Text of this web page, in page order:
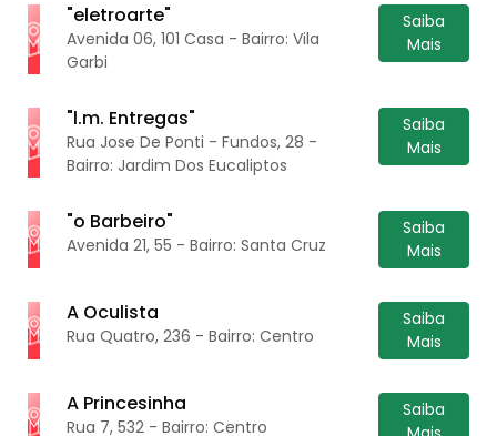
"eletroarte"
Avenida 06, 101 Casa - Bairro: Vila
Garbi
Saiba
Mais
"l.m. Entregas"
Rua Jose De Ponti - Fundos, 28 -
Bairro: Jardim Dos Eucaliptos
Saiba
Mais
"o Barbeiro"
Avenida 21, 55 - Bairro: Santa Cruz
Saiba
Mais
A Oculista
Rua Quatro, 236 - Bairro: Centro
Saiba
Mais
A Princesinha
Rua 7, 532 - Bairro: Centro
Saiba